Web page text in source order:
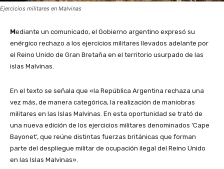
Ejercicios militares en Malvinas
Mediante un comunicado, el Gobierno argentino expresó su
enérgico rechazo a los ejercicios militares llevados adelante por
el Reino Unido de Gran Bretaña en el territorio usurpado de las
islas Malvinas.
En el texto se señala que «la República Argentina rechaza una
vez más, de manera categórica, la realización de maniobras
militares en las Islas Malvinas. En esta oportunidad se trató de
una nueva edición de los ejercicios militares denominados ‘Cape
Bayonet’, que reúne distintas fuerzas británicas que forman
parte del despliegue militar de ocupación ilegal del Reino Unido
en las Islas Malvinas».